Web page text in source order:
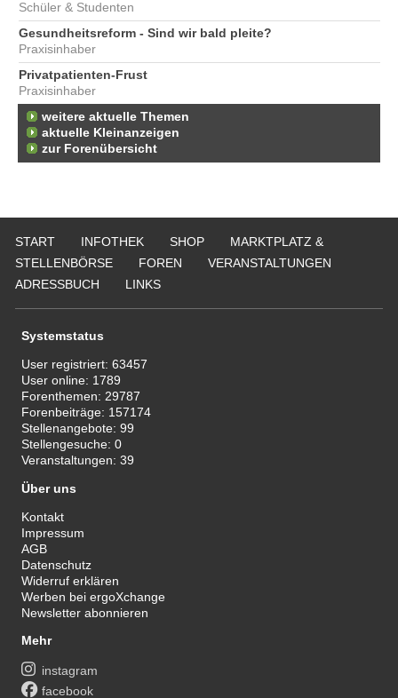
Schüler & Studenten
Gesundheitsreform - Sind wir bald pleite?
Praxisinhaber
Privatpatienten-Frust
Praxisinhaber
weitere aktuelle Themen
aktuelle Kleinanzeigen
zur Forenübersicht
START INFOTHEK SHOP
MARKTPLATZ &
STELLENBÖRSE
FOREN
VERANSTALTUNGEN
ADRESSBUCH
LINKS
Systemstatus
User registriert:63457
User online: 1789
Forenthemen: 29787
Forenbeiträge: 157174
Stellenangebote:99
Stellengesuche:0
Veranstaltungen:39
Über uns
Kontakt
Impressum
AGB
Datenschutz
Widerruf erklären
Werben bei ergoXchange
Newsletter abonnieren
Mehr
instagram
facebook